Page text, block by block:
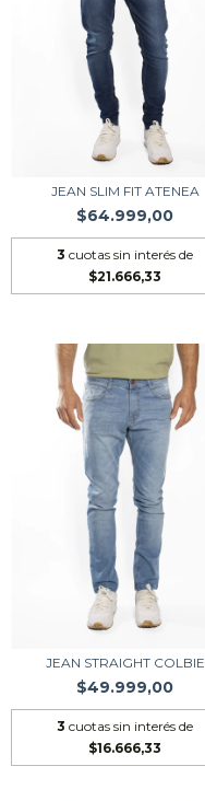
JEAN SLIM FIT ATENEA
$64.999,00
3 cuotas sin interés de
$21.666,33
JEAN STRAIGHT COLBIE
$49.999,00
3 cuotas sin interés de
$16.666,33